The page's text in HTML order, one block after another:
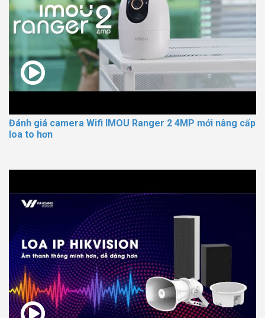
Đánh giá camera Wifi IMOU Ranger 2 4MP mới nâng cấp
loa to hơn